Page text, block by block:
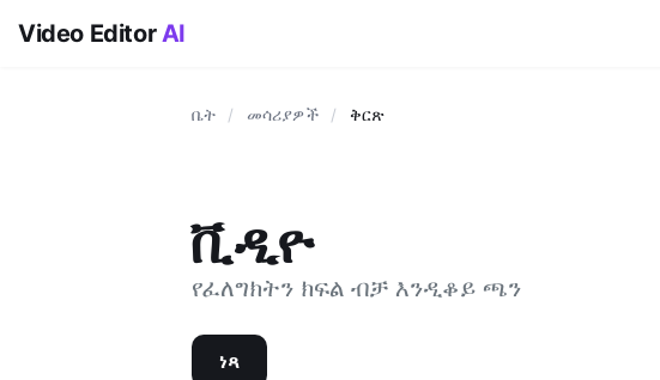
Video EditorAI
ቤት / መሳሪያዎች / ቅርጽ
ቪዲዮ
የፈለግክትን ክፍል ብቻ እንዲቆይ ጫን
ነጻ